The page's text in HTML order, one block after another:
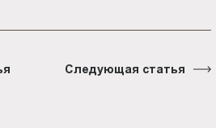
Следующая статья